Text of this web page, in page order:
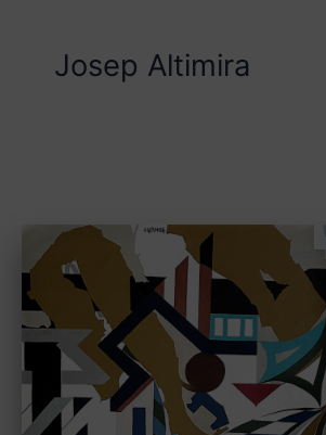
contenidoJosep Altimira